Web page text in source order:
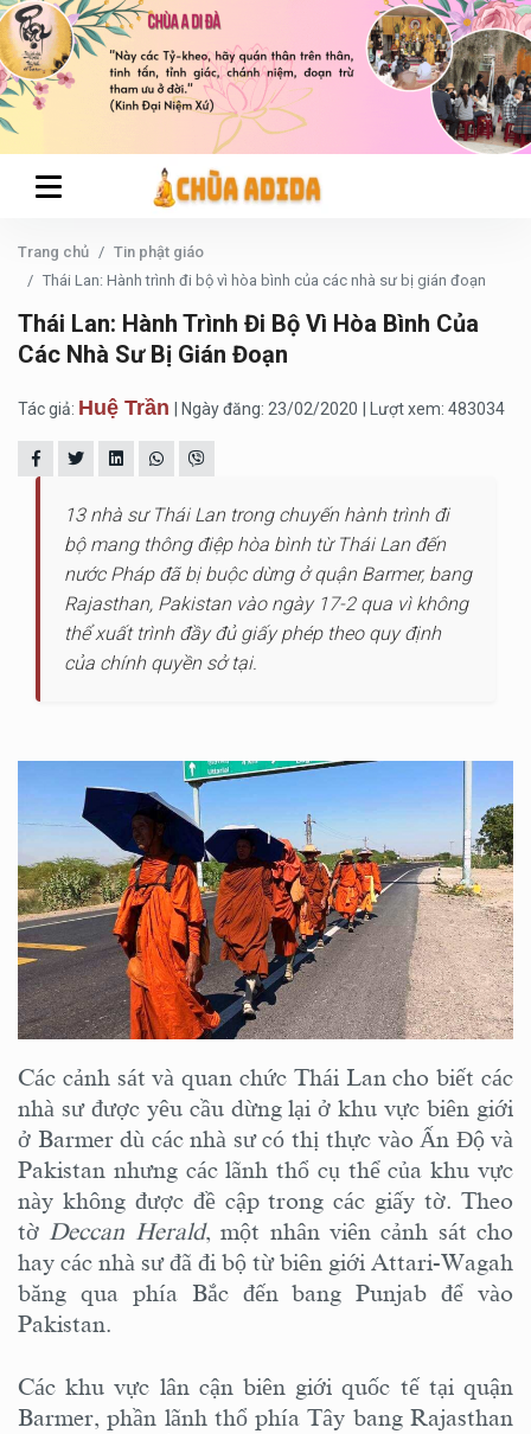
Trang chủ
Tin phật giáo
Thái Lan: Hành trình đi bộ vì hòa bình của các nhà sư bị gián đoạn
Thái Lan: Hành Trình Đi Bộ Vì Hòa Bình Của
Các Nhà Sư Bị Gián Đoạn
Tác giả: Huệ Trần | Ngày đăng: 23/02/2020 | Lượt xem: 483034
13 nhà sư Thái Lan trong chuyến hành trình đi
bộ mang thông điệp hòa bình từ Thái Lan đến
nước Pháp đã bị buộc dừng ở quận Barmer, bang
Rajasthan, Pakistan vào ngày 17-2 qua vì không
thể xuất trình đầy đủ giấy phép theo quy định
của chính quyền sở tại.
Các cảnh sát và quan chức Thái Lan cho biết các
nhà sư được yêu cầu dừng lại ở khu vực biên giới
ở Barmer dù các nhà sư có thị thực vào Ấn Độ và
Pakistan nhưng các lãnh thổ cụ thể của khu vực
này không được đề cập trong các giấy tờ. Theo
tờ Deccan Herald, một nhân viên cảnh sát cho
hay các nhà sư đã đi bộ từ biên giới Attari-Wagah
băng qua phía Bắc đến bang Punjab để vào
Pakistan.
Các khu vực lân cận biên giới quốc tế tại quận
Barmer, phần lãnh thổ phía Tây bang Rajasthan